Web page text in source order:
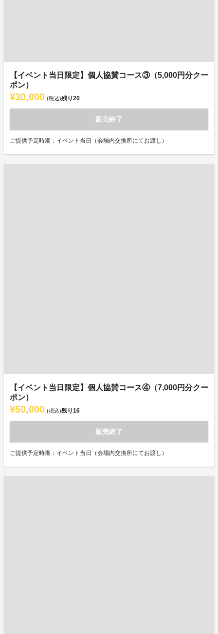
【イベント当日限定】個人協賛コース③（5,000円分クー
ポン）
¥30,000 (税込)残り20
販売終了
ご提供予定時期：イベント当日（会場内交換所にてお渡し）
【イベント当日限定】個人協賛コース④（7,000円分クー
ポン）
¥50,000 (税込)残り16
販売終了
ご提供予定時期：イベント当日（会場内交換所にてお渡し）